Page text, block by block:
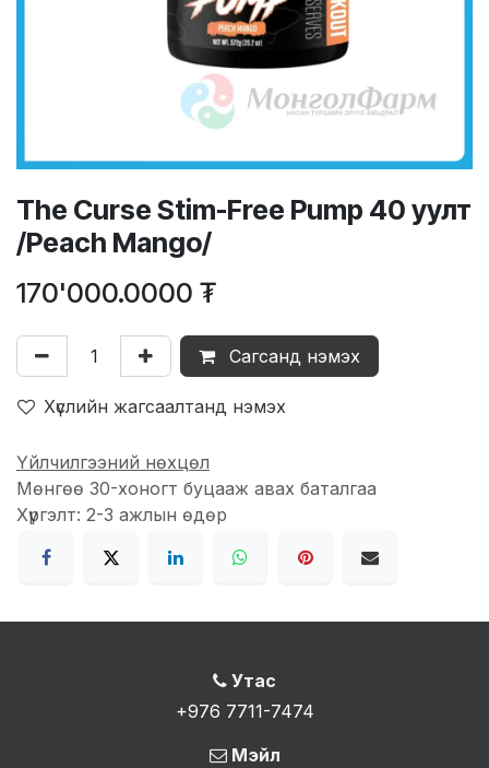
The Curse Stim-Free Pump 40 уулт
/Peach Mango/
170'000.0000 ₮
Сагсанд нэмэх
Хүслийн жагсаалтанд нэмэх
Үйлчилгээний нөхцөл
Мөнгөө 30-хоногт буцааж авах баталгаа
Хүргэлт: 2-3 ажлын өдөр
Утас
+976 7711-7474
Мэйл